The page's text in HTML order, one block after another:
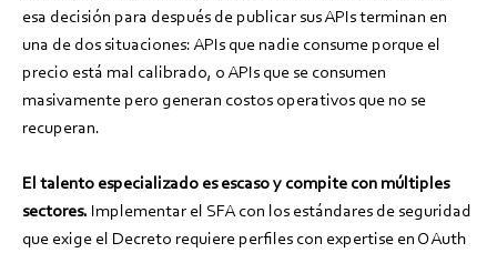
esa decisión para después de publicar sus APIs terminan en
una de dos situaciones: APIs que nadie consume porque el
precio está mal calibrado, o APIs que se consumen
masivamente pero generan costos operativos que no se
recuperan.
El talento especializado es escaso y compite con múltiples
sectores. Implementar el SFA con los estándares de seguridad
que exige el Decreto requiere perfiles con expertise en OAuth